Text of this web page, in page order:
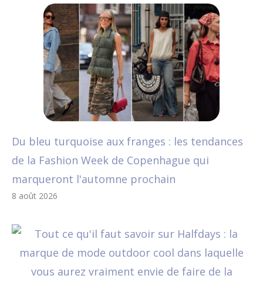
Du bleu turquoise aux franges : les tendances
de la Fashion Week de Copenhague qui
marqueront l'automne prochain
8 août 2026